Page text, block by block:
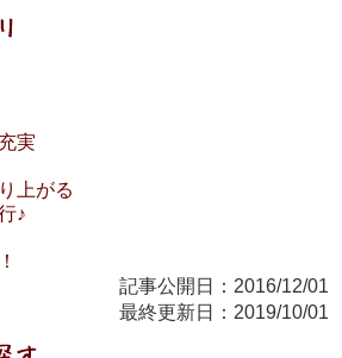
実
上がる
♪
記事公開日：2016/12/01
最終更新日：2019/10/01